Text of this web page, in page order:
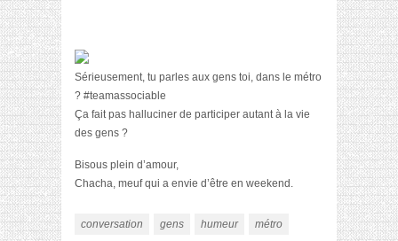
Sérieusement, tu parles aux gens toi, dans le métro
? #teamassociable
Ça fait pas halluciner de participer autant à la vie
des gens ?
Bisous plein d’amour,
Chacha, meuf qui a envie d’être en weekend.
conversation gens humeur métro